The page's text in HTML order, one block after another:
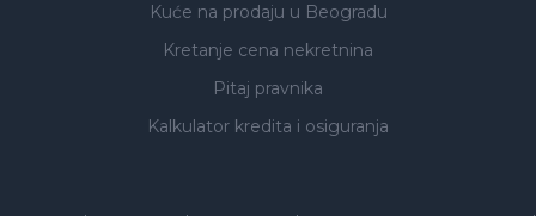
Kuće na prodaju u Beogradu
Kretanje cena nekretnina
Pitaj pravnika
Kalkulator kredita i osiguranja